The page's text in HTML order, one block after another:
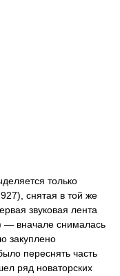
только
снятая в той же
звуковая лента
— вначале снималась
закуплено
переснять часть
ряд новаторских